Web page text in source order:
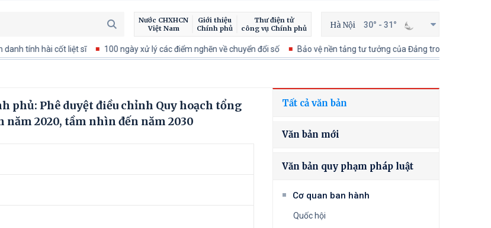
Nước CHXHCN
Việt Nam
Giới thiệu
Chính phủ
Thư điện tử
công vụ Chính phủ
Hà Nội 30° - 31°
tính hài cốt liệt sĩ 100 ngày xử lý các điểm nghẽn về chuyển đổi số Bảo vệ nền tảng tư tưởng của Đảng trong kỷ nguyên
phủ: Phê duyệt điều chỉnh Quy hoạch tổng
2020, tầm nhìn đến năm 2030
Tất cả văn bản
Văn bản mới
Văn bản quy phạm pháp luật
Cơ quan ban hành
Quốc hội